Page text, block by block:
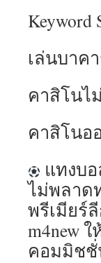
Keyword
เล่นบาค
คาสิโนไ
คาสิโนอ
แทงบ
ไม่พลาด
พรีเมียร์
m4new
คอมมิชชั่